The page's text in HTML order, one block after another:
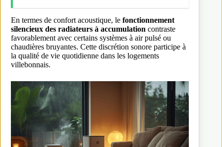
En termes de confort acoustique, le fonctionnement
silencieux des radiateurs à accumulation contraste
favorablement avec certains systèmes à air pulsé ou
chaudières bruyantes. Cette discrétion sonore participe à
la qualité de vie quotidienne dans les logements
villebonnais.